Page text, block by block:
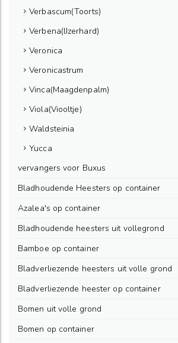
Verbascum(Toorts)
Verbena(IJzerhard)
Veronica
Veronicastrum
Vinca(Maagdenpalm)
Viola(Viooltje)
Waldsteinia
Yucca
vervangers voor Buxus
Bladhoudende Heesters op container
Azalea's op container
Bladhoudende heesters uit vollegrond
Bamboe op container
Bladverliezende heesters uit volle grond
Bladverliezende heester op container
Bomen uit volle grond
Bomen op container